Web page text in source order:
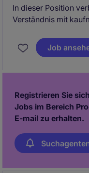
In dieser Position
Verständnis mit
projektbezogene
Reinraumprojekte.
Job
Registrieren Sie
Jobs im Bereich
E-mail zu erhalten.